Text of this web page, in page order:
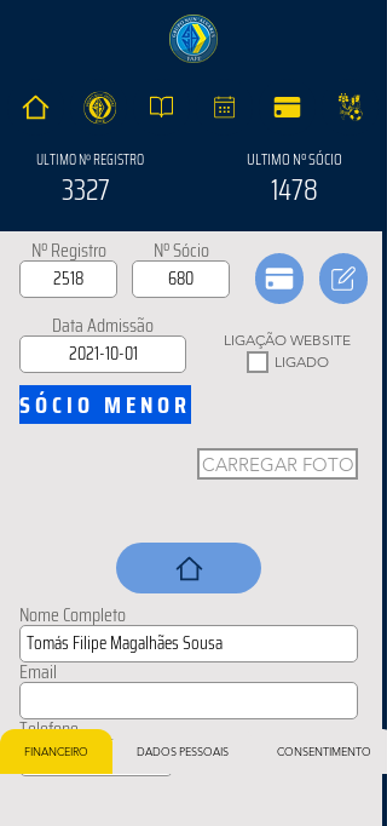
ULTIMO Nº REGISTRO
3327
ULTIMO Nº SÓCIO
1478
Nº Registro Nº Sócio
Data Admissão
LIGAÇÃO WEBSITE
LIGADO
SÓCIO MENOR
CARREGAR FOTO
Nome Completo
Email
Telefone
FINANCEIRO DADOS PESSOAIS CONSENTIMENTO